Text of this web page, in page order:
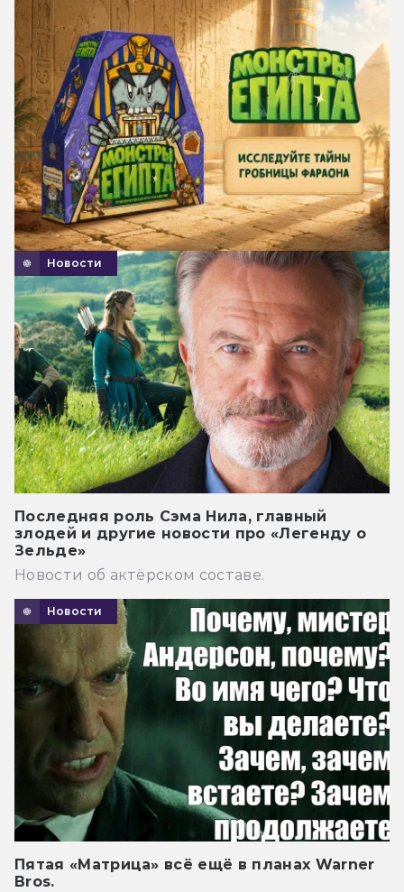
Новости
Последняя роль Сэма Нила, главный
злодей и другие новости про «Легенду о
Зельде»
Новости об актёрском составе.
Новости
Пятая «Матрица» всё ещё в планах Warner
Bros.